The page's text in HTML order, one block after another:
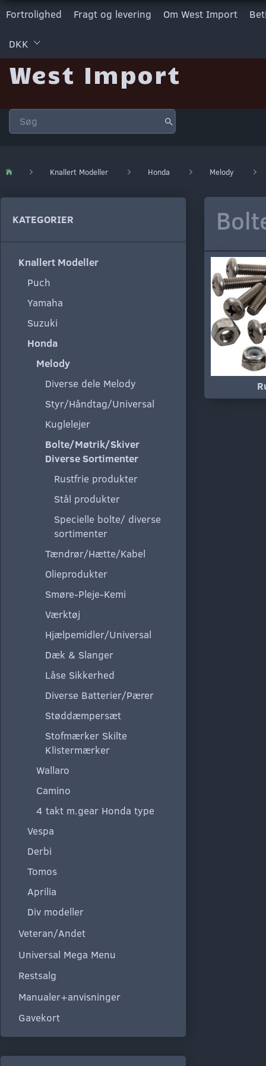
Fortrolighed Fragt og levering Om West Import
DKK
West Import
Knallert Modeller Honda Melody
KATEGORIER
Knallert Modeller
Puch
Yamaha
Suzuki
Honda
Melody
Diverse dele Melody
Styr/Håndtag/Universal
Kuglelejer
Bolte/Møtrik/Skiver
Diverse Sortimenter
Rustfrie produkter
Stål produkter
Specielle bolte/ diverse
sortimenter
Tændrør/Hætte/Kabel
Olieprodukter
Smøre-Pleje-Kemi
Værktøj
Hjælpemidler/Universal
Dæk & Slanger
Låse Sikkerhed
Diverse Batterier/Pærer
Støddæmpersæt
Stofmærker Skilte
Klistermærker
Wallaro
Camino
4 takt m.gear Honda type
Vespa
Derbi
Tomos
Aprilia
Div modeller
Veteran/Andet
Universal Mega Menu
Restsalg
Manualer+anvisninger
Gavekort